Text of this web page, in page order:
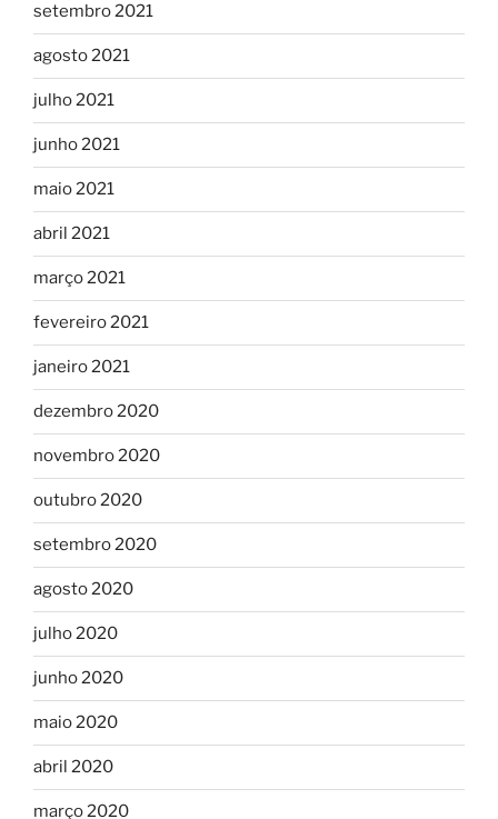
setembro 2021
agosto 2021
julho 2021
junho 2021
maio 2021
abril 2021
março 2021
fevereiro 2021
janeiro 2021
dezembro 2020
novembro 2020
outubro 2020
setembro 2020
agosto 2020
julho 2020
junho 2020
maio 2020
abril 2020
março 2020